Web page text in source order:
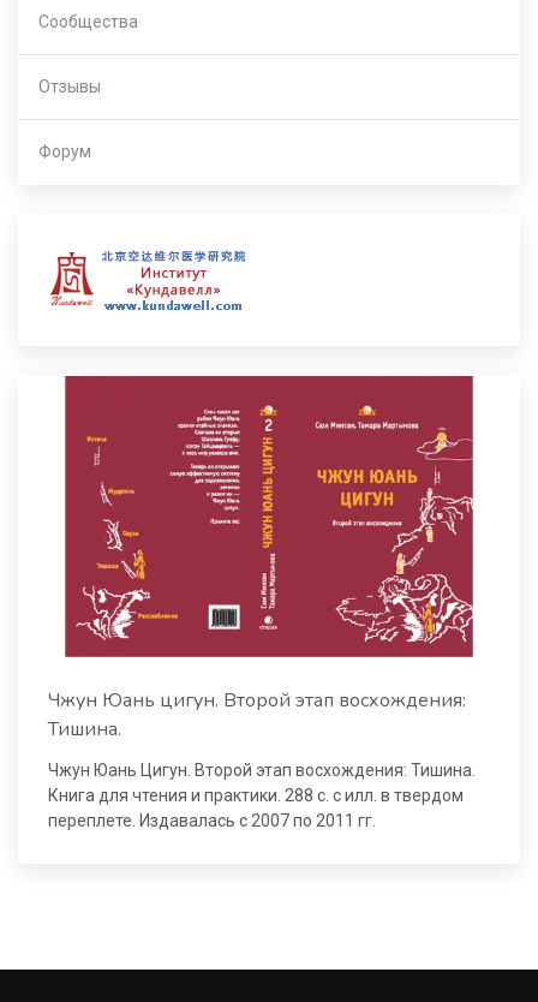
Сообщества
Отзывы
Форум
Чжун Юань цигун. Второй этап восхождения:
Тишина.
Чжун Юань Цигун. Второй этап восхождения: Тишина.
Книга для чтения и практики. 288 с. с илл. в твердом
переплете. Издавалась с 2007 по 2011 гг.